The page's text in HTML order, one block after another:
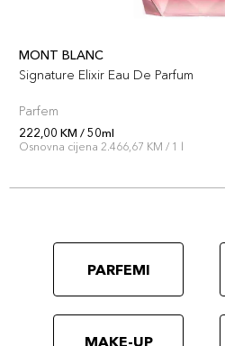
MONT BLANC
Signature Elixir Eau De Parfum
Parfem
222,00 KM / 50ml
Osnovna cijena 2.466,67 KM / 1 l
PARFEMI
MAKE-UP